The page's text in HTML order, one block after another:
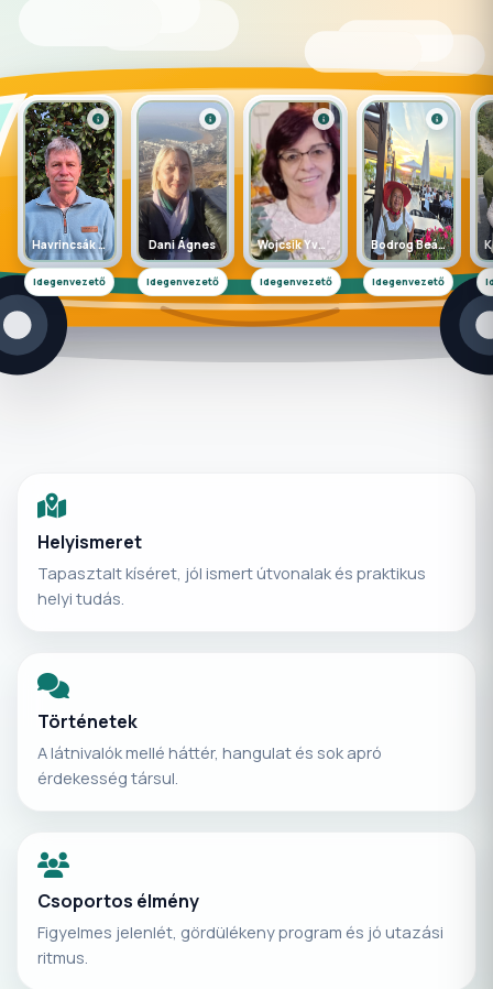
Havrincsák Dániel
Idegenvezető
Dani Ágnes
Idegenvezető
Wojcsik Yvette
Idegenvezető
Bodrog Beáta
Idegenvezető
Helyismeret
Tapasztalt kíséret, jól ismert útvonalak és praktikus
helyi tudás.
Történetek
A látnivalók mellé háttér, hangulat és sok apró
érdekesség társul.
Csoportos élmény
Figyelmes jelenlét, gördülékeny program és jó utazási
ritmus.